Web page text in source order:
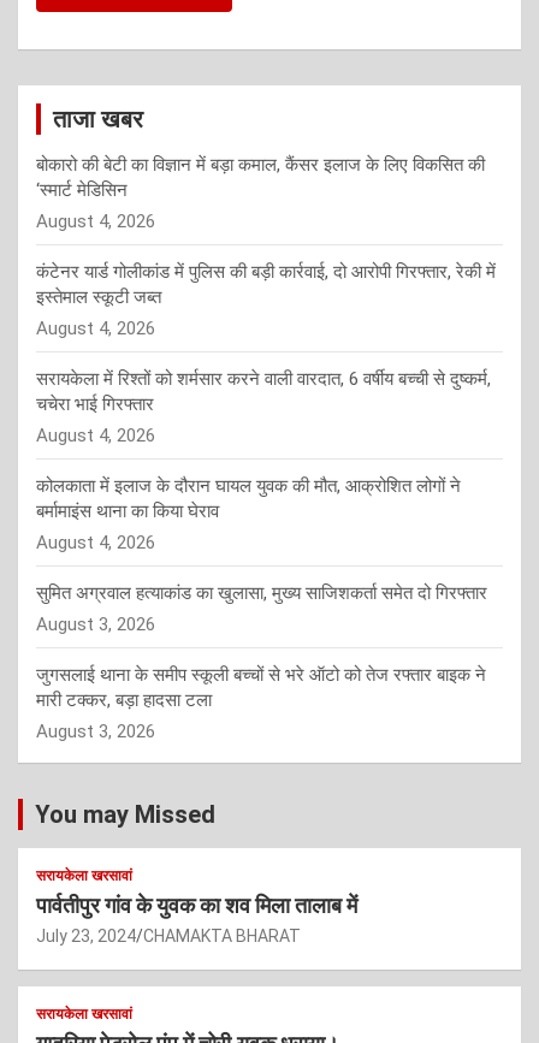
ताजा खबर
बोकारो की बेटी का विज्ञान में बड़ा कमाल, कैंसर इलाज के लिए विकसित की
‘स्मार्ट मेडिसिन
August 4, 2026
कंटेनर यार्ड गोलीकांड में पुलिस की बड़ी कार्रवाई, दो आरोपी गिरफ्तार, रेकी में
इस्तेमाल स्कूटी जब्त
August 4, 2026
सरायकेला में रिश्तों को शर्मसार करने वाली वारदात, 6 वर्षीय बच्ची से दुष्कर्म,
चचेरा भाई गिरफ्तार
August 4, 2026
कोलकाता में इलाज के दौरान घायल युवक की मौत, आक्रोशित लोगों ने
बर्मामाइंस थाना का किया घेराव
August 4, 2026
सुमित अग्रवाल हत्याकांड का खुलासा, मुख्य साजिशकर्ता समेत दो गिरफ्तार
August 3, 2026
जुगसलाई थाना के समीप स्कूली बच्चों से भरे ऑटो को तेज रफ्तार बाइक ने
मारी टक्कर, बड़ा हादसा टला
August 3, 2026
You may Missed
सरायकेला खरसावां
पार्वतीपुर गांव के युवक का शव मिला तालाब में
July 23, 2024 CHAMAKTA BHARAT
सरायकेला खरसावां